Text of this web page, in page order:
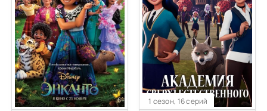
1 сезон, 16 серий